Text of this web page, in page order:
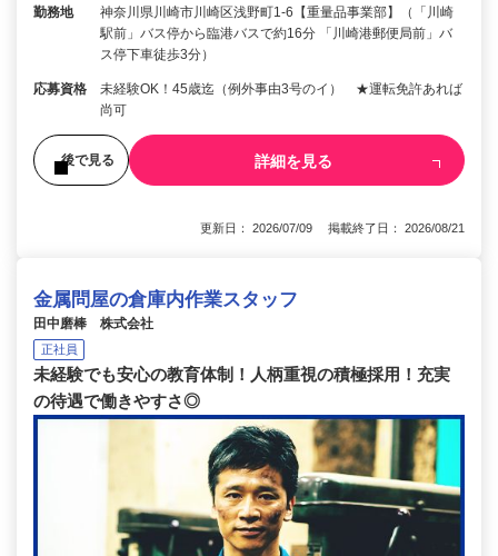
勤務地
神奈川県川崎市川崎区浅野町1-6【重量品事業部】（「川崎
駅前」バス停から臨港バスで約16分 「川崎港郵便局前」バ
ス停下車徒歩3分）
応募資格
未経験OK！45歳迄（例外事由3号のイ） ★運転免許あれば
尚可
後で見る 詳細を見る
更新日： 2026/07/09 掲載終了日： 2026/08/21
金属問屋の倉庫内作業スタッフ
田中磨棒 株式会社
正社員
未経験でも安心の教育体制！人柄重視の積極採用！充実
の待遇で働きやすさ◎